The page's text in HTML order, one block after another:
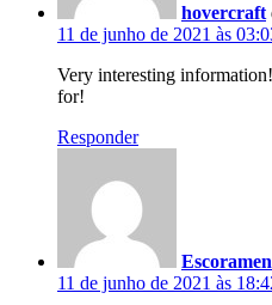
hovercraft
11 de junho de 2021 às
Very interesting
for!
Responder
11 de junho de 2021 às